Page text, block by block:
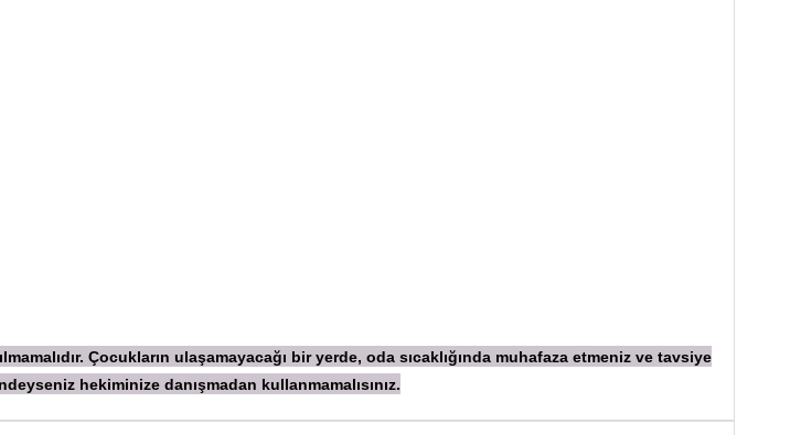
Çocukların ulaşamayacağı bir yerde, oda sıcaklığında muhafaza etmeniz ve tavsiye
hekiminize danışmadan kullanmamalısınız.